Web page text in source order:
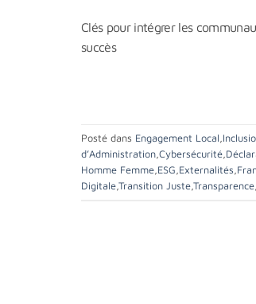
Clés pour intégrer les
succès
Posté dans Engagement Local
d’Administration Cybersécurité
Homme Femme ESG Externalités
Digitale Transition Juste Transparence